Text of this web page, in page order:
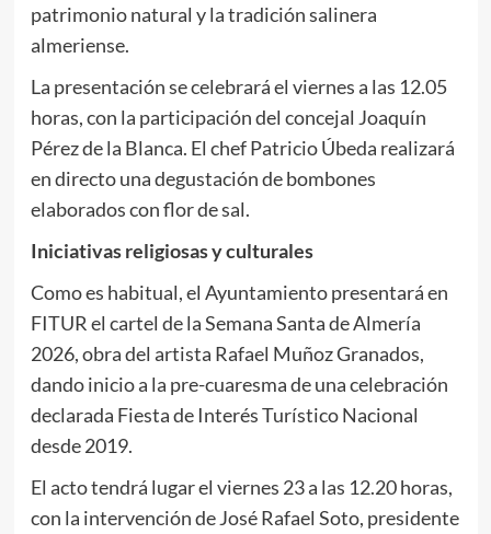
patrimonio natural y la tradición salinera
almeriense.
La presentación se celebrará el viernes a las 12.05
horas, con la participación del concejal Joaquín
Pérez de la Blanca. El chef Patricio Úbeda realizará
en directo una degustación de bombones
elaborados con flor de sal.
Iniciativas religiosas y culturales
Como es habitual, el Ayuntamiento presentará en
FITUR el cartel de la Semana Santa de Almería
2026, obra del artista Rafael Muñoz Granados,
dando inicio a la pre-cuaresma de una celebración
declarada Fiesta de Interés Turístico Nacional
desde 2019.
El acto tendrá lugar el viernes 23 a las 12.20 horas,
con la intervención de José Rafael Soto, presidente